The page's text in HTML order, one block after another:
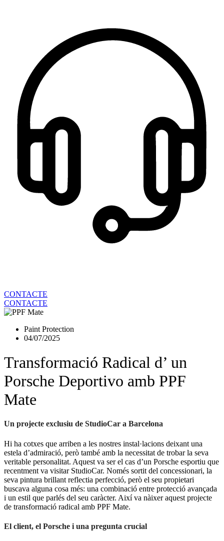
CONTACTE
CONTACTE
Paint Protection
04/07/2025
Transformació Radical d’ un
Porsche Deportivo amb PPF
Mate
Un projecte exclusiu de StudioCar a Barcelona
Hi ha cotxes que arriben a les nostres instal·lacions deixant una
estela d’admiració, però també amb la necessitat de trobar la seva
veritable personalitat. Aquest va ser el cas d’un Porsche esportiu que
recentment va visitar StudioCar. Només sortit del concessionari, la
seva pintura brillant reflectia perfecció, però el seu propietari
buscava alguna cosa més: una combinació entre protecció avançada
i un estil que parlés del seu caràcter. Així va nàixer aquest projecte
de transformació radical amb PPF Mate.
El client, el Porsche i una pregunta crucial